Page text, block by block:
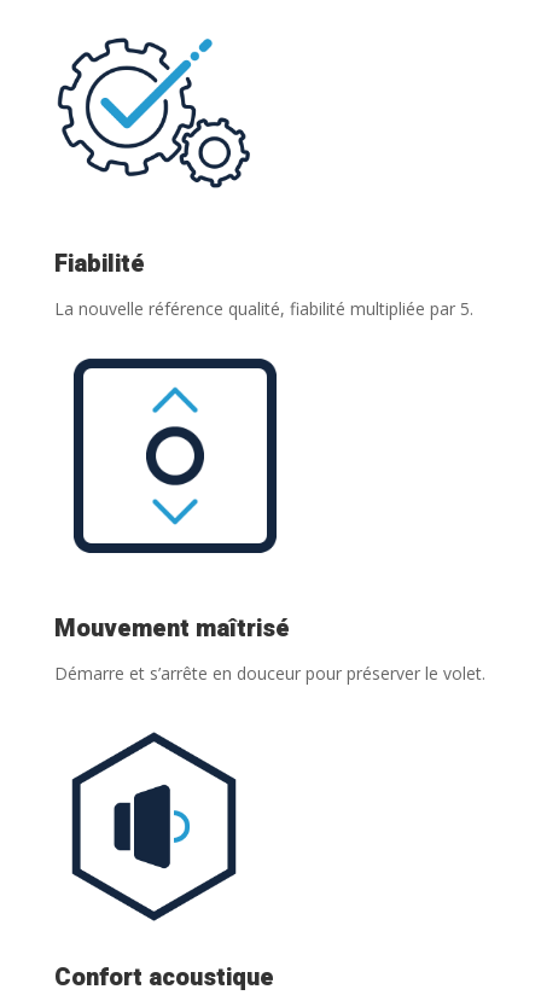
Fiabilité
La nouvelle référence qualité, fiabilité multipliée par 5.
Mouvement maîtrisé
Démarre et s’arrête en douceur pour préserver le volet.
Confort acoustique